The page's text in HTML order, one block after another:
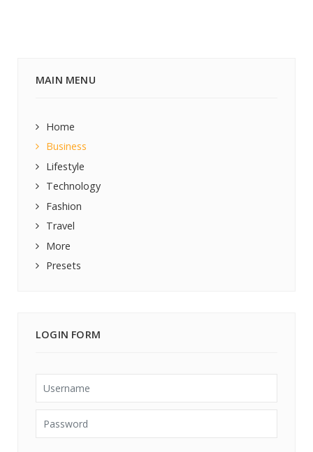
MAIN MENU
Home
Business
Lifestyle
Technology
Fashion
Travel
More
Presets
LOGIN FORM